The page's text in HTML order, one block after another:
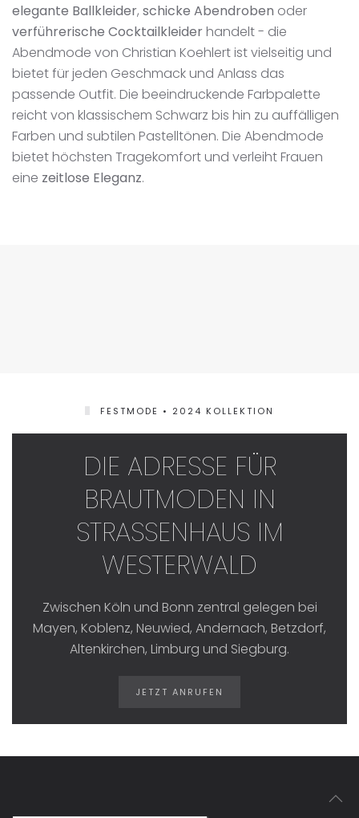
elegante Ballkleider, schicke Abendroben oder
verführerische Cocktailkleider handelt - die
Abendmode von Christian Koehlert ist vielseitig und
bietet für jeden Geschmack und Anlass das
passende Outfit. Die beeindruckende Farbpalette
reicht von klassischem Schwarz bis hin zu auffälligen
Farben und subtilen Pastelltönen. Die Abendmode
bietet höchsten Tragekomfort und verleiht Frauen
eine zeitlose Eleganz.
FESTMODE • 2024 KOLLEKTION
DIE ADRESSE FÜR
BRAUTMODEN IN
STRASSENHAUS IM W
ESTERWALD
Zwischen Köln und Bonn zentral gelegen bei
Mayen, Koblenz, Neuwied, Andernach, Betzdorf,
Altenkirchen, Limburg und Siegburg.
JETZT ANRUFEN